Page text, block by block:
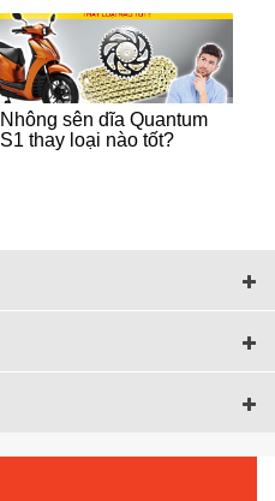
Nhông sên dĩa Quantum
S1 thay loại nào tốt?